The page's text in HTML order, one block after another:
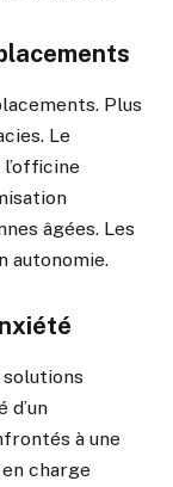
Plus
Le
âgées. Les
autonomie.
d’un
à une
charge